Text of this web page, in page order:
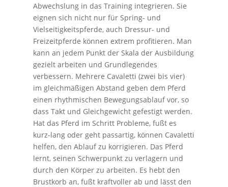
Abwechslung in das Training integrieren. Sie
eignen sich nicht nur für Spring- und
Vielseitigkeitspferde, auch Dressur- und
Freizeitpferde können extrem profitieren. Man
kann an jedem Punkt der Skala der Ausbildung
gezielt arbeiten und Grundlegendes
verbessern. Mehrere Cavaletti (zwei bis vier)
im gleichmäßigen Abstand geben dem Pferd
einen rhythmischen Bewegungsablauf vor, so
dass Takt und Gleichgewicht gefestigt werden.
Hat das Pferd im Schritt Probleme, fußt es
kurz-lang oder geht passartig, können Cavaletti
helfen, den Ablauf zu korrigieren. Das Pferd
lernt, seinen Schwerpunkt zu verlagern und
durch den Körper zu arbeiten. Es hebt den
Brustkorb an, fußt kraftvoller ab und lässt den